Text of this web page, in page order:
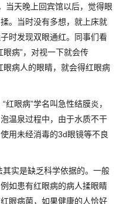
当天晚上回宾馆以后，觉得眼
。当时没有多想，就上床就
时发现双眼通红。同事们看
病”，对视一下就会传
病人的眼睛，就会得红眼病
眼病”学名叫急性结膜炎，
温泉过程中，由于水质不干
用未经消毒的3d眼镜等不良
实是缺乏科学依据的。一般
如患有红眼病的病人揉眼睛
眼病菌，如果健康的人恰好